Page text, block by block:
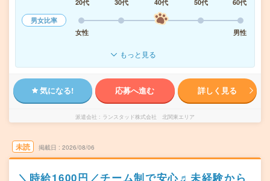
20代
30代 40代 50代
60代
男女比率
女性
男性
もっと見る
気になる! 応募へ進む 詳しく見る
派遣会社 ランスタッド株式会社 北関東エリア
未読 掲載日 2026/08/06
＼時給1600円／チーム制で安心♬未経験から